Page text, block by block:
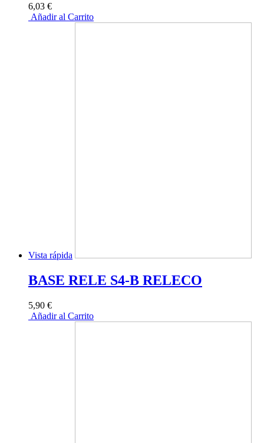
6,03 €
Añadir al Carrito
Vista rápida
BASE RELE S4-B RELECO
5,90 €
Añadir al Carrito